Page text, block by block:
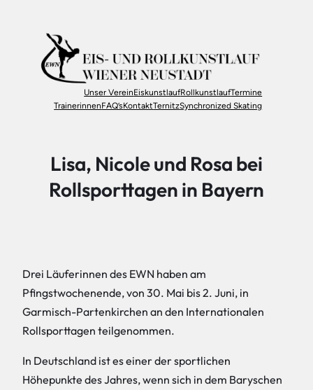
springen
Unser VereinEiskunstlaufRollkunstlaufTermine
TrainerinnenFAQ’sKontaktTernitzSynchronized Skating
Lisa, Nicole und Rosa bei
Rollsporttagen in Bayern
Drei Läuferinnen des EWN haben am
Pfingstwochenende, von 30. Mai bis 2. Juni, in
Garmisch-Partenkirchen an den Internationalen
Rollsporttagen teilgenommen.
In Deutschland ist es einer der sportlichen
Höhepunkte des Jahres, wenn sich in dem Baryschen